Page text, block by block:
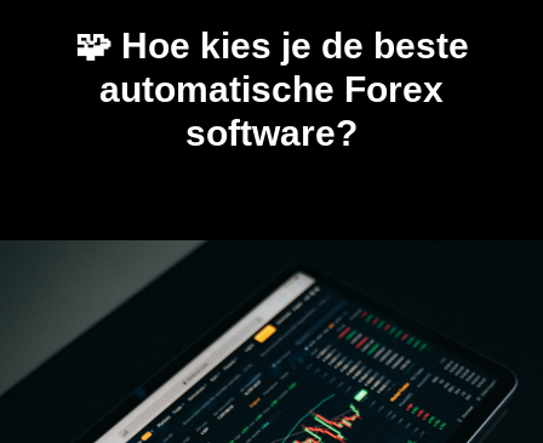
🧩 Hoe kies je de beste
automatische Forex
software?